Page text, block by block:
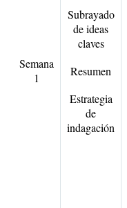
Semana
1
Subrayado
de ideas
claves
Resumen
Estrategia
de
indagación